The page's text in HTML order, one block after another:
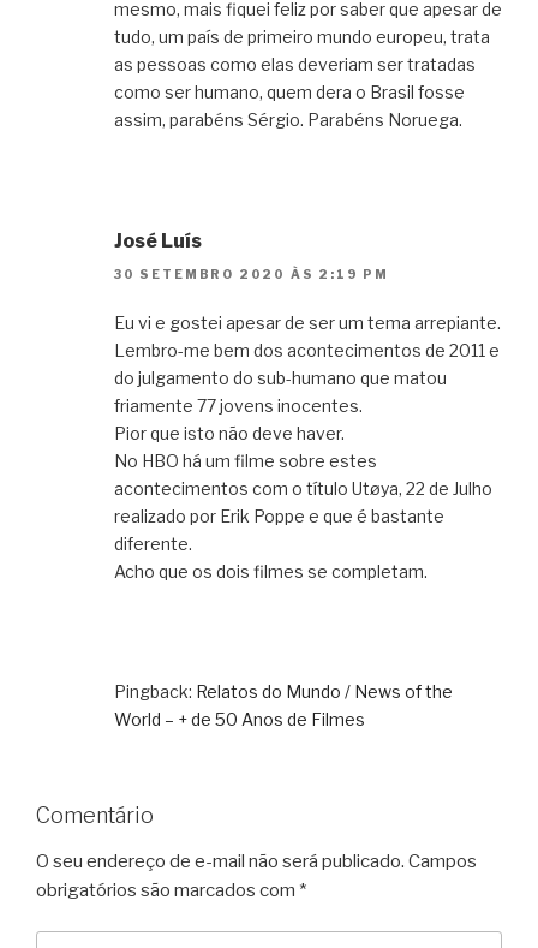
mesmo, mais fiquei feliz por saber que apesar de
tudo, um país de primeiro mundo europeu, trata
as pessoas como elas deveriam ser tratadas
como ser humano, quem dera o Brasil fosse
assim, parabéns Sérgio. Parabéns Noruega.
José Luís
30 SETEMBRO 2020 ÀS 2:19 PM
Eu vi e gostei apesar de ser um tema arrepiante.
Lembro-me bem dos acontecimentos de 2011 e
do julgamento do sub-humano que matou
friamente 77 jovens inocentes.
Pior que isto não deve haver.
No HBO há um filme sobre estes
acontecimentos com o título Utøya, 22 de Julho
realizado por Erik Poppe e que é bastante
diferente.
Acho que os dois filmes se completam.
Pingback: Relatos do Mundo / News of the
World – + de 50 Anos de Filmes
Comentário
O seu endereço de e-mail não será publicado. Campos
obrigatórios são marcados com *